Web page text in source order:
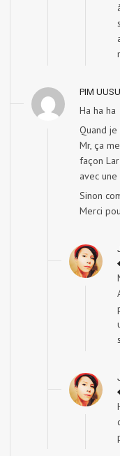
PIM UUSU
Ha ha ha
Quand
Mr, ça
façon
avec
Sinon
Merci